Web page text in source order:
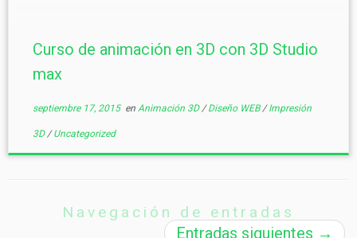
Curso de animación en 3D con 3D Studio
max
septiembre 17, 2015en Animación 3D /Diseño WEB/Impresión
3D /Uncategorized
Navegación de entradas
Entradas siguientes →